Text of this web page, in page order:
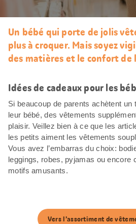
Un bébé qui porte de jolis
plus à croquer. Mais soyez
des matières et le confort de
Idées de cadeaux pour les
Si beaucoup de parents achètent un
leur bébé, des vêtements
plaisir. Veillez bien à ce que les
les petits aiment les vêtements
Vous avez l’embarras du choix:
leggings, robes, pyjamas ou encore
motifs amusants.
Vers l’assortiment de